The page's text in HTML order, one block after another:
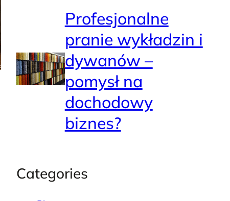
Profesjonalne
pranie wykładzin i
dywanów –
pomysł na
dochodowy
biznes?
Categories